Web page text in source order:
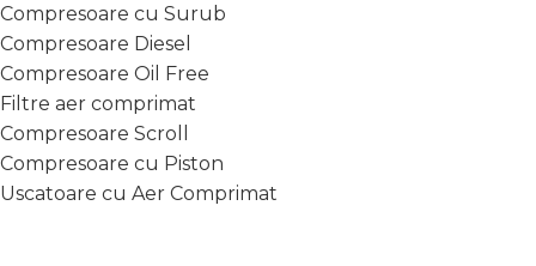
Compresoare cu Surub
Compresoare Diesel
Compresoare Oil Free
Filtre aer comprimat
Compresoare Scroll
Compresoare cu Piston
Uscatoare cu Aer Comprimat